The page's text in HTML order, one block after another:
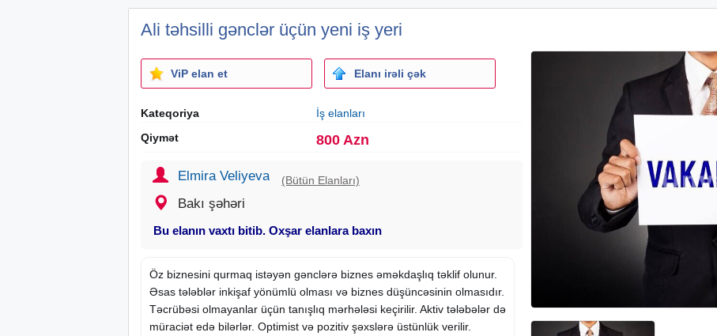
Ali təhsilli gənclər üçün yeni iş yeri
ViP elan et Elanı irəli çək
Kateqoriya
İş elanları
Qiymət
800 Azn
Elmira Veliyeva (Bütün Elanları)
Bakı şəhəri
Bu elanın vaxtı bitib. Oxşar elanlara baxın
Öz biznesini qurmaq istəyən gənclərə biznes əməkdaşlıq təklif olunur.
Əsas tələblər inkişaf yönümlü olması və biznes düşüncəsinin olmasıdır.
Təcrübəsi olmayanlar üçün tanışlıq mərhələsi keçirilir. Aktiv tələbələr də
müraciət edə bilərlər. Optimist və pozitiv şəxslərə üstünlük verilir.